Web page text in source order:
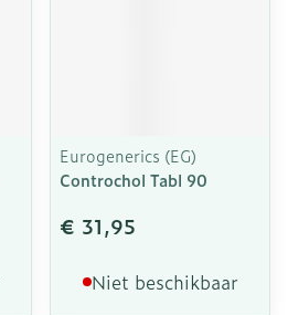
Eurogenerics (EG)
Controchol Tabl 90
€ 31,95
Niet beschikbaar